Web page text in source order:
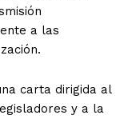
a las
carta dirigida al
y a la